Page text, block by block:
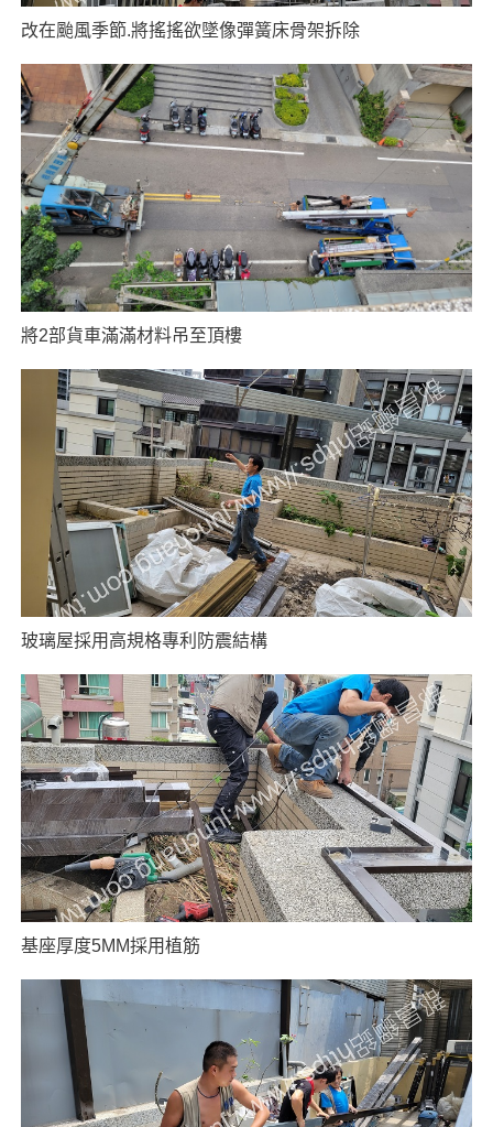
改在颱風季節.將搖搖欲墜像彈簧床骨架拆除
將2部貨車滿滿材料吊至頂樓
玻璃屋採用高規格專利防震結構
基座厚度5MM採用植筋